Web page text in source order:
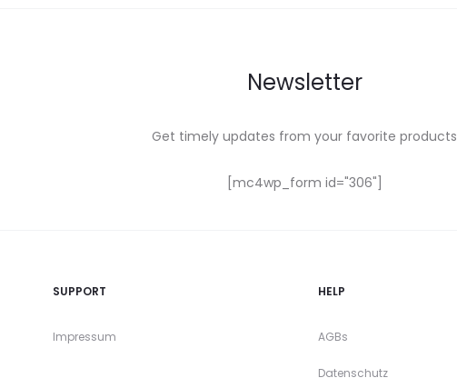
Newsletter
Get timely updates from your favorite products
[mc4wp_form id="306"]
SUPPORT
Impressum
HELP
AGBs
Datenschutz